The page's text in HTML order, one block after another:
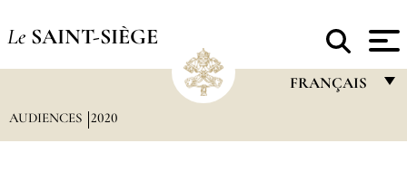
Le SAINT-SIÈGE
FRANÇAIS
AUDIENCES 2020